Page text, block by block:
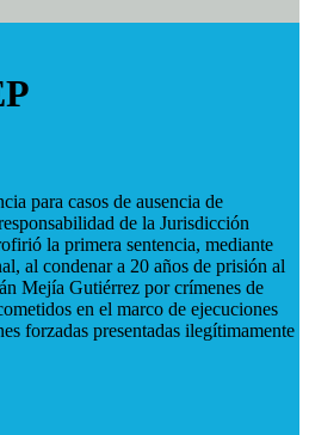
para casos de ausencia de
de la Jurisdicción
la primera sentencia, mediante
al condenar a 20 años de prisión al
Mejía Gutiérrez por crímenes de
en el marco de ejecuciones
forzadas presentadas ilegítimamente